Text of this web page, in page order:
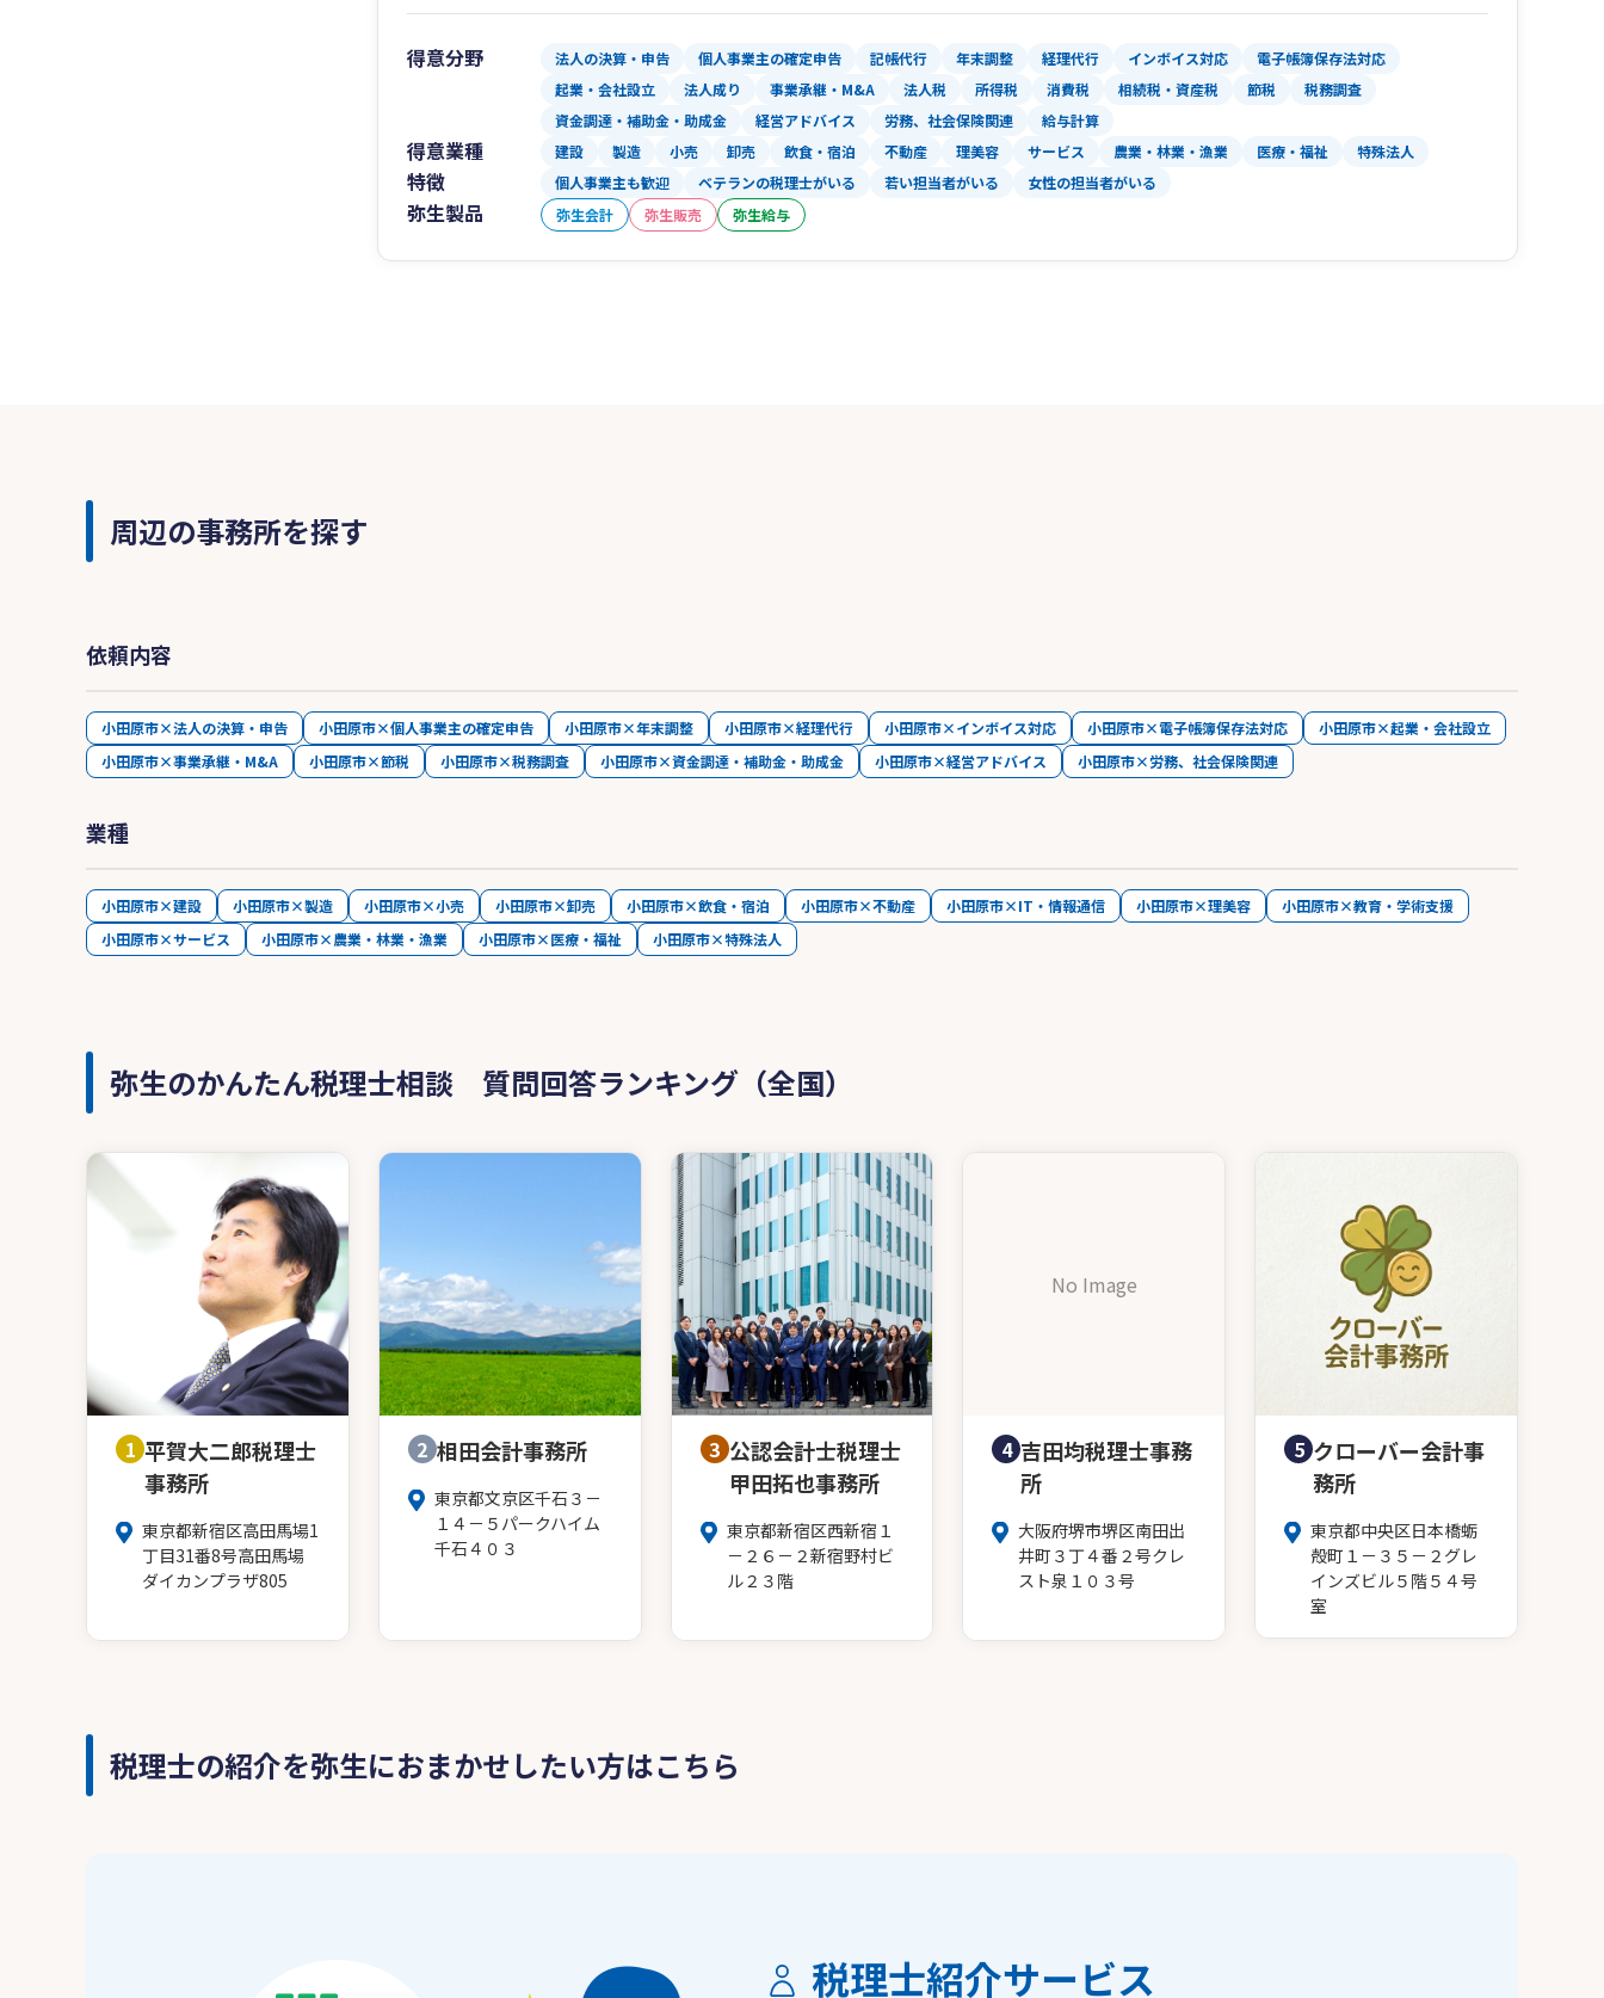
得意分野 法人の決算・申告 個人事業主の確定申告 記帳代行 年末調整 経理代行 インボイス対応
電子帳簿保存法対応
起業・会社設立
法人成り 事業承継・M&A 法人税 所得税 消費税 相続税・資産税 節税
税務調査
資金調達・補助金・助成金
経営アドバイス 労務、社会保険関連 給与計算
得意業種 建設 製造 小売 卸売 飲食・宿泊 不動産 理美容 サービス 農業・林業・漁業 医療・福祉 特殊法人
特徴 個人事業主も歓迎 ベテランの税理士がいる 若い担当者がいる 女性の担当者がいる
弥生製品 弥生会計 弥生販売 弥生給与
周辺の事務所を探す
依頼内容
小田原市×法人の決算・申告 小田原市×個人事業主の確定申告 小田原市×年末調整 小田原市×経理代行 小田原市×インボイス対応 小田原市×電子帳簿保存法対応
小田原市×起業・会社設立
小田原市×事業承継・M&A
小田原市×節税 小田原市×税務調査 小田原市×資金調達・補助金・助成金 小田原市×経営アドバイス 小田原市×労務、社会保険関連
業種
小田原市×建設 小田原市×製造 小田原市×小売 小田原市×卸売 小田原市×飲食・宿泊 小田原市×不動産 小田原市×IT・情報通信 小田原市×理美容
小田原市×教育・学術支援
小田原市×サービス
小田原市×農業・林業・漁業 小田原市×医療・福祉 小田原市×特殊法人
弥生のかんたん税理士相談 質問回答ランキング（全国）
1 平賀大二郎税理士
事務所
東京都新宿区高田馬場1
丁目31番8号高田馬場
ダイカンプラザ805
2 相田会計事務所
東京都文京区千石３－
１４－５パークハイム
千石４０３
3 公認会計士税理士
甲田拓也事務所
東京都新宿区西新宿１
－２６－２新宿野村ビ
ル２３階
No Image
4 吉田均税理士事務
所
大阪府堺市堺区南田出
井町３丁４番２号クレ
スト泉１０３号
5 クローバー会計事
務所
東京都中央区日本橋蛎
殻町１－３５－２グレ
インズビル５階５４号
室
税理士の紹介を弥生におまかせしたい方はこちら
税理士紹介サービス